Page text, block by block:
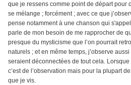
que je ressens comme point de départ pour
se mélange ; forcément ; avec ce que
pense notamment à une chanson qui
parle de mon besoin de me rapprocher de
presque du mysticisme que l’on pourrait
naturels ; et en même temps, j’observe
seraient déconnectées de tout cela.
c’est de l’observation mais pour la plupart
que je vis.